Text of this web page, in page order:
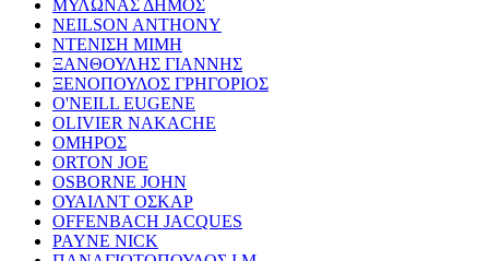
ΜΥΛΩΝΑΣ ΔΗΜΟΣ
NEILSON ANTHONY
ΝΤΕΝΙΣΗ ΜΙΜΗ
ΞΑΝΘΟΥΛΗΣ ΓΙΑΝΝΗΣ
ΞΕΝΟΠΟΥΛΟΣ ΓΡΗΓΟΡΙΟΣ
O'NEILL EUGENE
OLIVIER NAKACHE
ΟΜΗΡΟΣ
ORTON JOE
OSBORNE JOHN
ΟΥΑΙΛΝΤ ΟΣΚΑΡ
OFFENBACH JACQUES
PAYNE NICK